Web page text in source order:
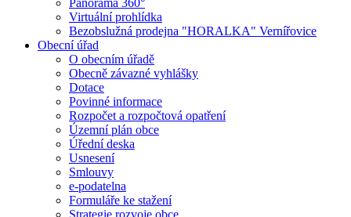
Panorama 360°
Virtuální prohlídka
Bezobslužná prodejna "HORALKA" Vernířovice
Obecní úřad
O obecním úřadě
Obecně závazné vyhlášky
Dotace
Povinné informace
Rozpočet a rozpočtová opatření
Územní plán obce
Úřední deska
Usnesení
Smlouvy
e-podatelna
Formuláře ke stažení
Strategie rozvoje obce